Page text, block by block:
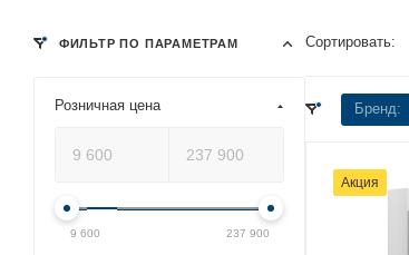
Сортировать:
Бренд:
Акция
ФИЛЬТР ПО ПАРАМЕТРАМ
Розничная цена
9 600 237 900